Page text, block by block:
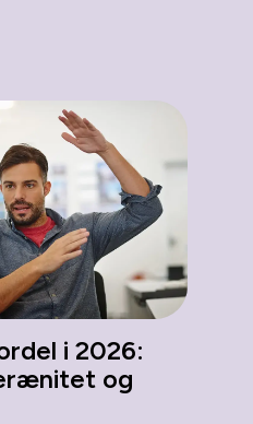
i 2026:
og